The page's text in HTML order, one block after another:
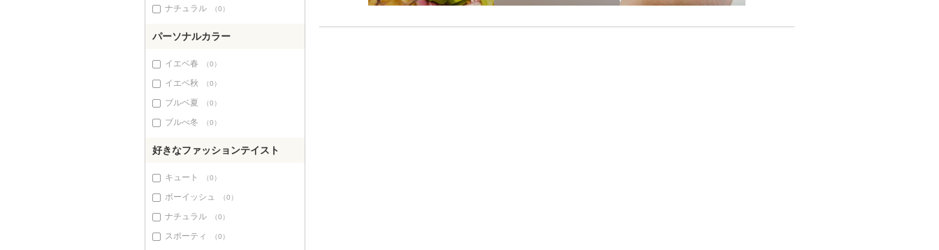
ナチュラル （0）
パーソナルカラー
イエベ春 （0）
イエベ秋 （0）
ブルベ夏 （0）
ブルべ冬 （0）
好きなファッションテイスト
キュート （0）
ボーイッシュ （0）
ナチュラル （0）
スポーティ （0）